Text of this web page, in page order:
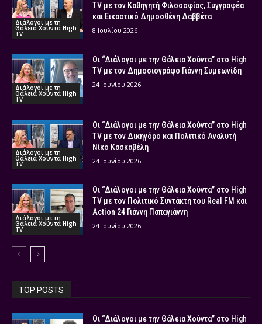
Διάλογοι με τη
Θάλεια Χούντα High
TV
TV με τον Καθηγητή Φιλοσοφίας, Συγγραφέα
και Εικαστικό Δημοσθένη Δαββέτα
8 Ιουλίου 2026
Διάλογοι με τη
Θάλεια Χούντα High
TV
Οι “Διάλογοι με την Θάλεια Χούντα” στο High
TV με τον Δημοσιογράφο Γιάννη Συμεωνίδη
24 Ιουνίου 2026
Διάλογοι με τη
Θάλεια Χούντα High
TV
Οι “Διάλογοι με την Θάλεια Χούντα” στο High
TV με τον Δικηγόρο και Πολιτικό Αναλυτή
Νίκο Κασκαβέλη
24 Ιουνίου 2026
Διάλογοι με τη
Θάλεια Χούντα High
TV
Οι “Διάλογοι με την Θάλεια Χούντα” στο High
TV με τον Πολιτικό Συντάκτη του Real FM και
Action 24 Γιάννη Παπαγιάννη
24 Ιουνίου 2026
TOP POSTS
Οι “Διάλογοι με την Θάλεια Χούντα” στο High